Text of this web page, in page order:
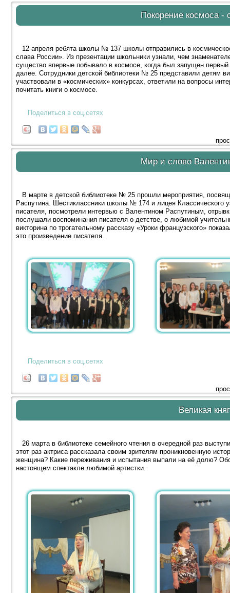
Покорение космоса -
12 апреля ребята школы № 137 школы отправились в
слава России». Из презентации школьники узнали, чем
существо впервые побывало в космосе, когда был запущен
далее. Сотрудники детской библиотеки № 25 представили детям
участвовали в «космических» конкурсах, ответили на вопросы
почитать книги о космосе.
Поделиться в соц.сетях
Мир и слово
В марте в детской библиотеке № 25 прошли мероприятия,
Распутина. Шестиклассники школы № 174 и лицея Классического
писателя, посмотрели интервью с Валентином Распутиным,
послушали воспоминания писателя о детстве, о любимой
викторина по трогательному рассказу «Уроки французского»
это произведение писателя.
Поделиться в соц.сетях
Великая
26 марта в библиотеке семейного чтения в очередной раз
этот раз актриса рассказала своим зрителям проникновенную
женщина? Какие переживания и испытания выпали на её долю?
настоящем спектакле любимой артистки.